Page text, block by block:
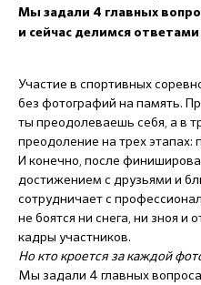
Мы задали 4 главных
и сейчас делимся
Участие в спортивных
без фотографий на память.
ты преодолеваешь себя, а в
преодоление на трех этапах:
И конечно, после
достижением с друзьями и
сотрудничает с
не боятся ни снега, ни зноя
кадры участников.
Но кто кроется за каждой
Мы задали 4 главных